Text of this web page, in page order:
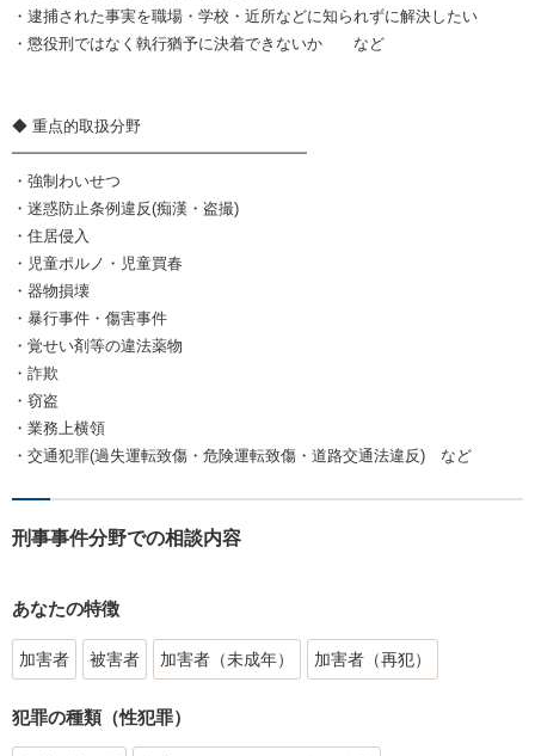
・逮捕された事実を職場・学校・近所などに知られずに解決したい
・懲役刑ではなく執行猶予に決着できないか など
◆ 重点的取扱分野
━━━━━━━━━━━━━━━━━━━
・強制わいせつ
・迷惑防止条例違反(痴漢・盗撮)
・住居侵入
・児童ポルノ・児童買春
・器物損壊
・暴行事件・傷害事件
・覚せい剤等の違法薬物
・詐欺
・窃盗
・業務上横領
・交通犯罪(過失運転致傷・危険運転致傷・道路交通法違反) など
刑事事件分野での相談内容
あなたの特徴
加害者 被害者 加害者（未成年） 加害者（再犯）
犯罪の種類（性犯罪）